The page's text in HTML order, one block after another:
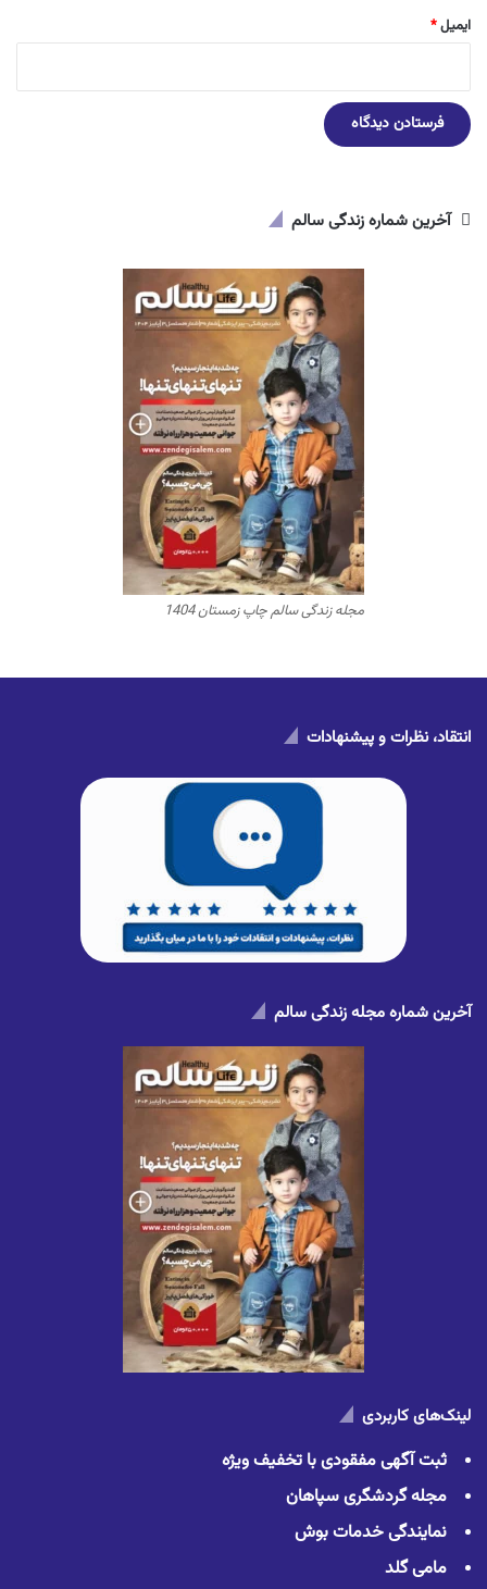
ایمیل*
آخرین شماره زندگی سالم
مجله زندگی سالم چاپ زمستان 1404
انتقاد، نظرات و پیشنهادات
آخرین شماره مجله زندگی سالم
لینک‌های کاربردی
ثبت آگهی مفقودی با تخفیف ویژه
مجله گردشگری سپاهان
نمایندگی خدمات بوش
مامی گلد